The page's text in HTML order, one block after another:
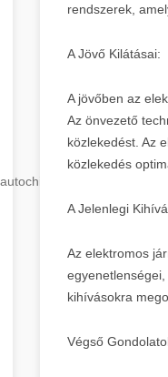
rendszerek,
A Jövő Kilátásai:
A jövőben az
Az önvezető
közlekedést. Az
közlekedés
A Jelenlegi
Az elektromos
kihívásokra
Végső